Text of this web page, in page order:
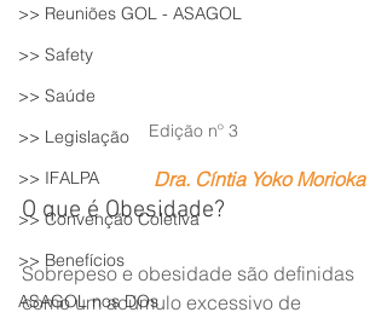
>> Reuniões GOL - ASAGOL
>> Safety
>> Saúde
>> Legislação
>> IFALPA
>> Convenção Coletiva
>> Benefícios
ASAGOL nos DOs
Edição nº 3
Dra. Cíntia Yoko Morioka
O que é Obesidade?
Sobrepeso e obesidade são definidas
como um acúmulo excessivo de